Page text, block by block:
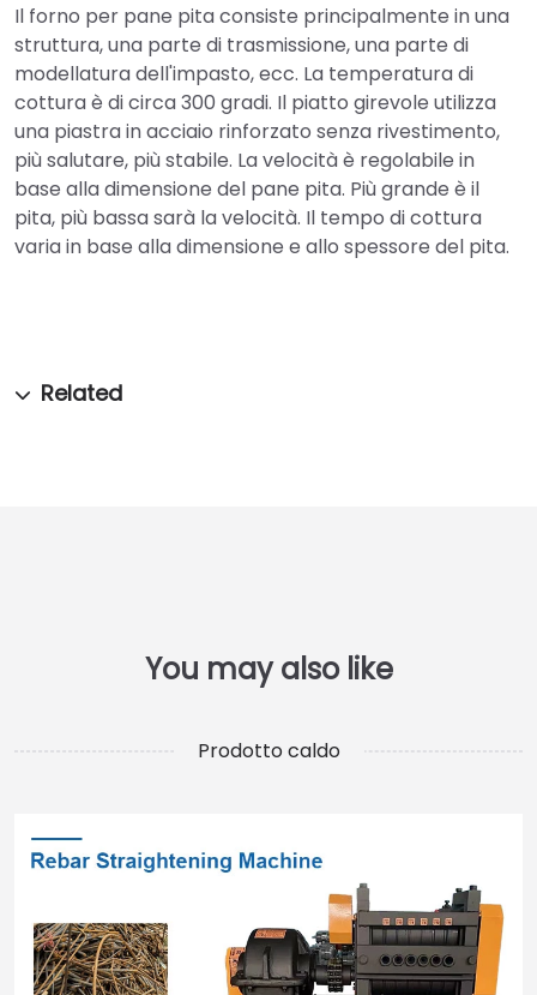
Il forno per pane pita consiste principalmente in una
struttura, una parte di trasmissione, una parte di
modellatura dell'impasto, ecc. La temperatura di
cottura è di circa 300 gradi. Il piatto girevole utilizza
una piastra in acciaio rinforzato senza rivestimento,
più salutare, più stabile. La velocità è regolabile in
base alla dimensione del pane pita. Più grande è il
pita, più bassa sarà la velocità. Il tempo di cottura
varia in base alla dimensione e allo spessore del pita.
Prodotto caldo